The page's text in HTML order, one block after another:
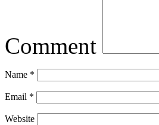
Comment
Name *
Email *
Website